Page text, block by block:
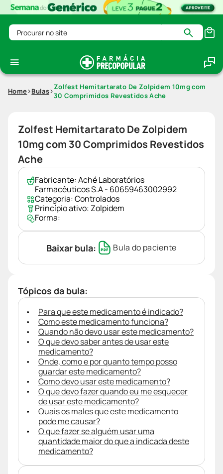
Procurar no site
Home Bulas Zolfest Hemitartarato De Zolpidem 10mg com
30 Comprimidos Revestidos Ache
Zolfest Hemitartarato De Zolpidem
10mg com 30 Comprimidos Revestidos
Ache
Fabricante:Aché Laboratórios
Farmacêuticos S.A - 60659463002992
Categoria:Controlados
Princípio ativo: Zolpidem
Forma:
Baixar bula: Bula do paciente
Tópicos da bula:
Para que este medicamento é indicado?
Como este medicamento funciona?
Quando não devo usar este medicamento?
O que devo saber antes de usar este
medicamento?
Onde, como e por quanto tempo posso
guardar este medicamento?
Como devo usar este medicamento?
O que devo fazer quando eu me esquecer
de usar este medicamento?
Quais os males que este medicamento
pode me causar?
O que fazer se alguém usar uma
quantidade maior do que a indicada deste
medicamento?